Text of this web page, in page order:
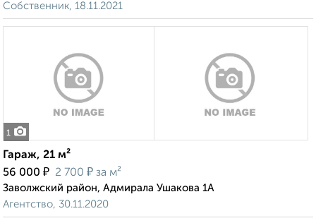
Собственник, 18.11.2021
1
Гараж, 21 м²
56 000 ₽ 2 700 ₽ за м²
Заволжский район, Адмирала Ушакова 1А
Агентство, 30.11.2020